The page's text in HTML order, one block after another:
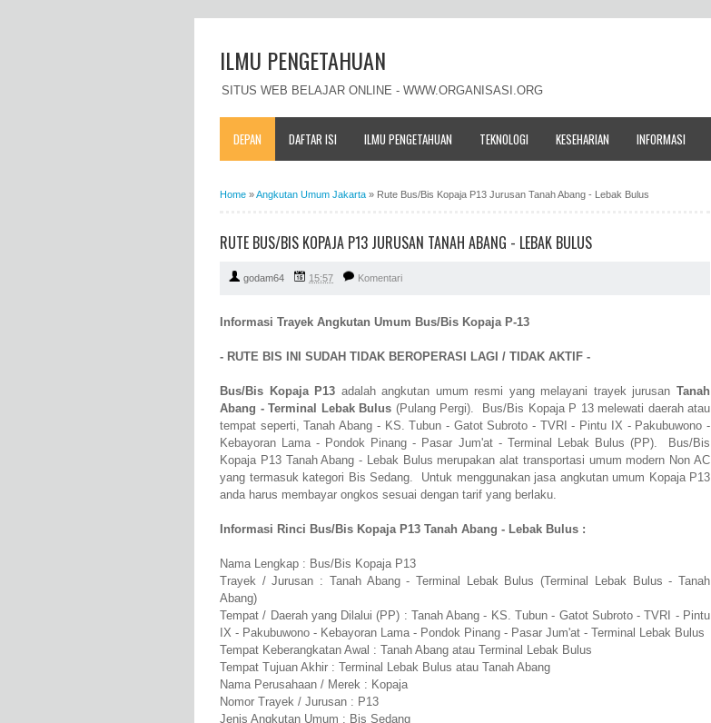
ILMU PENGETAHUAN
SITUS WEB BELAJAR ONLINE - WWW.ORGANISASI.ORG
DEPAN DAFTAR ISI ILMU PENGETAHUAN TEKNOLOGI KESEHARIAN INFORMASI
Home »Angkutan Umum Jakarta » Rute Bus/Bis Kopaja P13 Jurusan Tanah Abang - Lebak Bulus
RUTE BUS/BIS KOPAJA P13 JURUSAN TANAH ABANG - LEBAK BULUS
godam64 15:57 Komentari
Informasi Trayek Angkutan Umum Bus/Bis Kopaja P-13
- RUTE BIS INI SUDAH TIDAK BEROPERASI LAGI / TIDAK AKTIF -
Bus/Bis Kopaja P13 adalah angkutan umum resmi yang melayani trayek jurusanTanah
Abang - Terminal Lebak Bulus (Pulang Pergi). Bus/Bis Kopaja P 13 melewati daerah atau
tempat seperti, Tanah Abang - KS. Tubun - Gatot Subroto - TVRI - Pintu IX - Pakubuwono -
Kebayoran Lama - Pondok Pinang - Pasar Jum'at - Terminal Lebak Bulus (PP). Bus/Bis
Kopaja P13 Tanah Abang - Lebak Bulus merupakan alat transportasi umum modern Non AC
yang termasuk kategori Bis Sedang. Untuk menggunakan jasa angkutan umum Kopaja P13
anda harus membayar ongkos sesuai dengan tarif yang berlaku.
Informasi Rinci Bus/Bis Kopaja P13 Tanah Abang - Lebak Bulus :
Nama Lengkap : Bus/Bis Kopaja P13
Trayek / Jurusan : Tanah Abang - Terminal Lebak Bulus (Terminal Lebak Bulus - Tanah
Abang)
Tempat / Daerah yang Dilalui (PP) : Tanah Abang - KS. Tubun - Gatot Subroto - TVRI - Pintu
IX - Pakubuwono - Kebayoran Lama - Pondok Pinang - Pasar Jum'at - Terminal Lebak Bulus
Tempat Keberangkatan Awal : Tanah Abang atau Terminal Lebak Bulus
Tempat Tujuan Akhir : Terminal Lebak Bulus atau Tanah Abang
Nama Perusahaan / Merek : Kopaja
Nomor Trayek / Jurusan : P13
Jenis Angkutan Umum : Bis Sedang